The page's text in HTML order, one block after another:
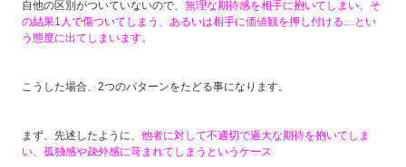
自他の区別がついていないので、 無理な期待感を相手に抱いてしまい、そ
の結果1人で傷ついてしまう、あるいは相手に価値観を押し付ける…とい
う態度に出てしまいます。
こうした場合、2つのパターンをたどる事になります。
まず、先述したように、 他者に対して不適切で過大な期待を抱いてしま
い、孤独感や疎外感に苛まれてしまうというケース